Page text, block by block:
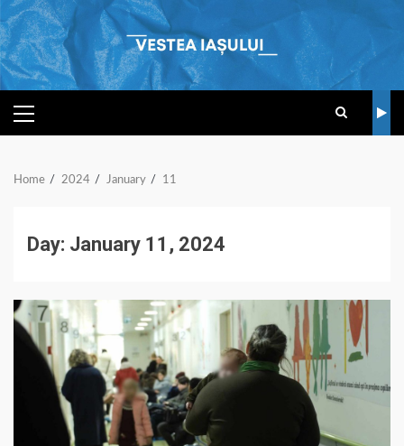
Skip
to
content
PRIMARY
MENU
Home 2024 January 11
Day: January 11, 2024